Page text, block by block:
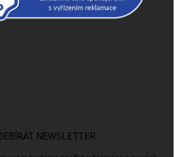
NEWSLETTER